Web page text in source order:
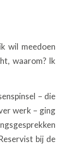
wil meedoen
waarom? Ik
– die
werk – ging
bij de